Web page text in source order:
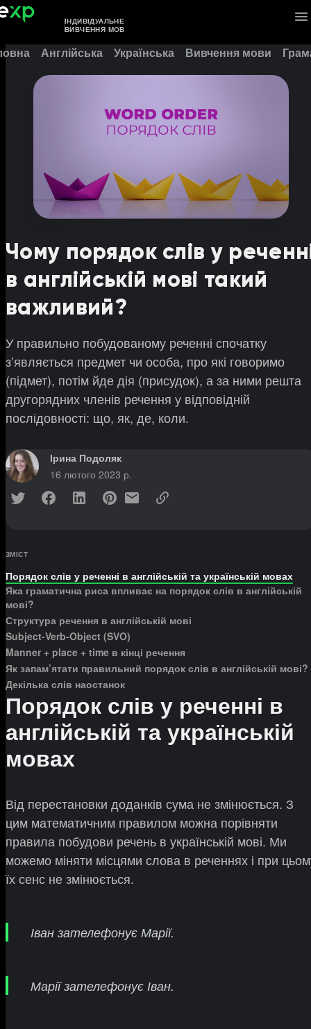
ІНДИВІДУАЛЬНЕ
ВИВЧЕННЯ МОВ
Англійська Українська Вивчення мови
Чому порядок слів у
в англійській мові такий
важливий?
У правильно побудованому реченні спочатку
зʼявляється предмет чи особа, про які говоримо
(підмет), потім йде дія (присудок), а за ними решта
другорядних членів речення у відповідній
послідовності: що, як, де, коли.
Ірина Подоляк
16 лютого 2023 р.
ЗМІСТ
Порядок слів у реченні в англійській та українській мовах
Яка граматична риса впливає на порядок слів в англійській
мові?
Структура речення в англійській мові
Subject-Verb-Object (SVO)
Manner + place + time в кінці речення
Як запам’ятати правильний порядок слів в англійській мові?
Декілька слів наостанок
Порядок слів у реченні в
англійській та українській
мовах
Від перестановки доданків сума не змінюється. З
цим математичним правилом можна порівняти
правила побудови речень в українській мові. Ми
можемо міняти місцями слова в реченнях і при
їх сенс не змінюється.
Іван зателефонує Марії.
Марії зателефонує Іван.